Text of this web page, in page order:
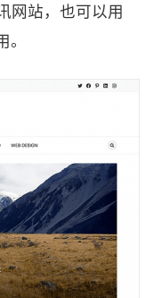
网站，也可以用